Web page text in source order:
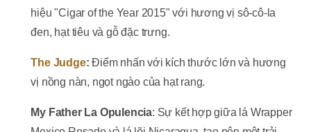
hiệu "Cigar of the Year 2015" với hương vị sô-cô-la
đen, hạt tiêu và gỗ đặc trưng.
The Judge: Điểm nhấn với kích thước lớn và hương
vị nồng nàn, ngọt ngào của hạt rang.
My Father La Opulencia: Sự kết hợp giữa lá Wrapper